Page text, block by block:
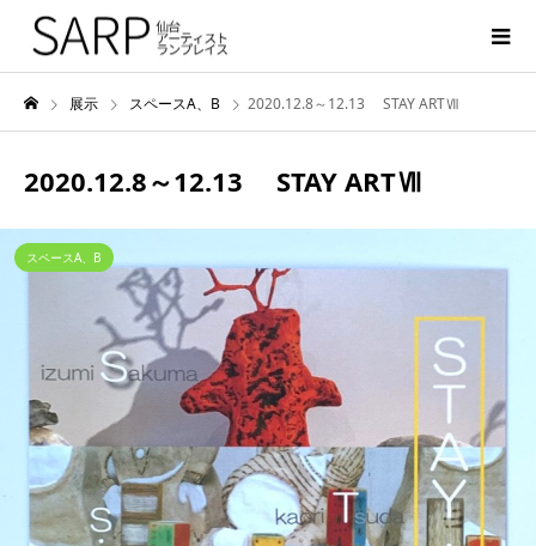
展示 スペースA、B 2020.12.8～12.13 STAY ARTⅦ
2020.12.8～12.13 STAY ARTⅦ
スペースA、B